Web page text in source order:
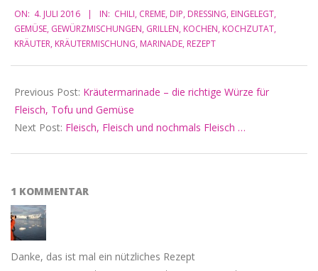
07-
04
ON: 4. JULI 2016 IN: CHILI, CREME, DIP, DRESSING, EINGELEGT,
GEMÜSE, GEWÜRZMISCHUNGEN, GRILLEN, KOCHEN, KOCHZUTAT,
KRÄUTER, KRÄUTERMISCHUNG, MARINADE, REZEPT
Previous Post: Kräutermarinade – die richtige Würze für
Fleisch, Tofu und Gemüse
Next Post: Fleisch, Fleisch und nochmals Fleisch …
1 KOMMENTAR
Danke, das ist mal ein nützliches Rezept